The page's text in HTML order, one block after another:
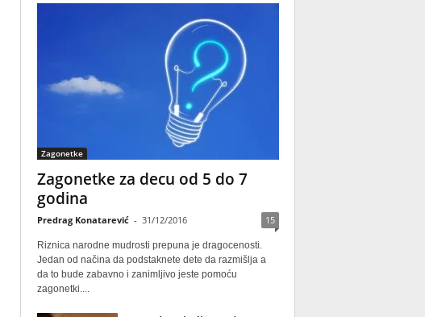
Zagonetke
Zagonetke za decu od 5 do 7
godina
Predrag Konatarević - 31/12/2016 15
Riznica narodne mudrosti prepuna je dragocenosti.
Jedan od načina da podstaknete dete da razmišlja a
da to bude zabavno i zanimljivo jeste pomoću
zagonetki....